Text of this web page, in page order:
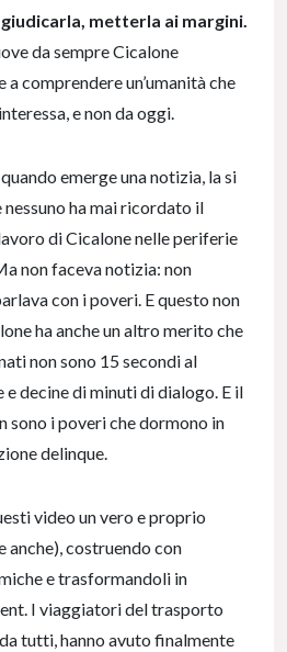
metterla ai margini.
da sempre Cicalone
comprendere un’umanità che
e non da oggi.
emerge una notizia, la si
ha mai ricordato il
di Cicalone nelle periferie
non faceva notizia: non
con i poveri. E questo non
ha anche un altro merito che
non sono 15 secondi al
decine di minuti di dialogo. E il
sono i poveri che dormono in
delinque.
video un vero e proprio
anche), costruendo con
e trasformandoli in
I viaggiatori del trasporto
tutti, hanno avuto finalmente